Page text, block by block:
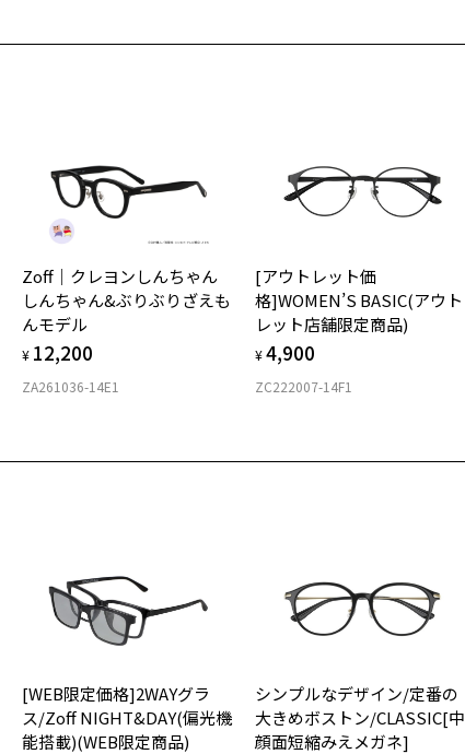
お気に入りリストはこちら
Zoff｜クレヨンしんちゃん
しんちゃん&ぶりぶりざえも
んモデル
¥ 12,200
ZA261036-14E1
[アウトレット価
格]WOMEN’S BASIC(アウト
レット店舗限定商品)
¥4,900
ZC222007-14F1
[WEB限定価格]2WAYグラ
ス/Zoff NIGHT&DAY(偏光機
能搭載)(WEB限定商品)
シンプルなデザイン/定番の
大きめボストン/CLASSIC[中
顔面短縮みえメガネ]